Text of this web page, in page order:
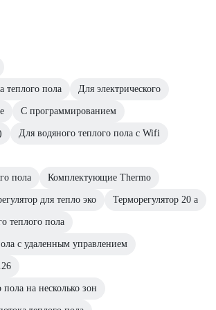
теплого пола Для электрического
С программированием
Для водяного теплого пола с Wifi
пола Комплектующие Thermo
для тепло эко Терморегулятор 20 а
теплого пола
с удаленным управлением
пола на несколько зон